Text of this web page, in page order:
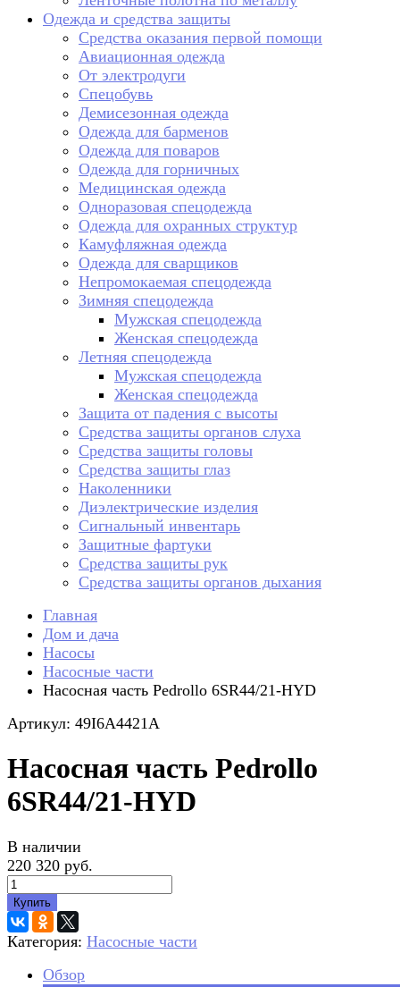
Одежда и средства защиты
Средства оказания первой помощи
Авиационная одежда
От электродуги
Спецобувь
Демисезонная одежда
Одежда для барменов
Одежда для поваров
Одежда для горничных
Медицинская одежда
Одноразовая спецодежда
Одежда для охранных структур
Камуфляжная одежда
Одежда для сварщиков
Непромокаемая спецодежда
Зимняя спецодежда
Мужская спецодежда
Женская спецодежда
Летняя спецодежда
Мужская спецодежда
Женская спецодежда
Защита от падения с высоты
Средства защиты органов слуха
Средства защиты головы
Средства защиты глаз
Наколенники
Диэлектрические изделия
Сигнальный инвентарь
Защитные фартуки
Средства защиты рук
Средства защиты органов дыхания
Главная
Дом и дача
Насосы
Насосные части
Насосная часть Pedrollo 6SR44/21-HYD
Артикул: 49I6A4421A
Насосная часть Pedrollo
6SR44/21-HYD
В наличии
220 320 руб.
Купить
Категория: Насосные части
Обзор